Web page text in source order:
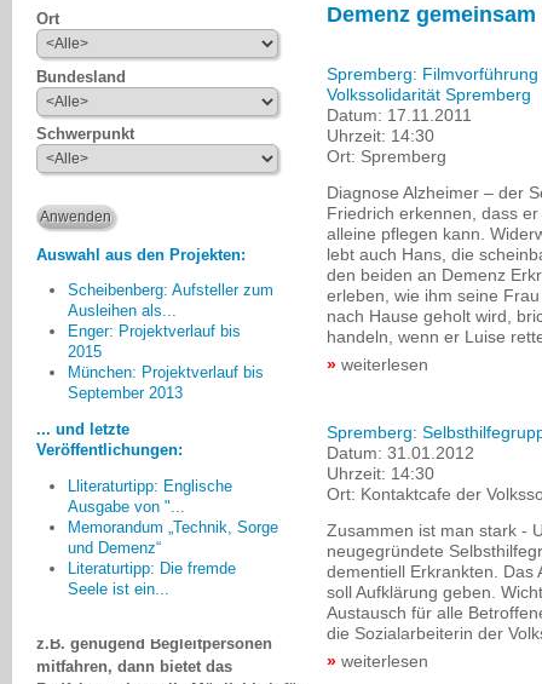
Demenz gemeinsam
Spremberg:
Volkssolidarität Spremberg
Datum: 17.11.2011
Uhrzeit: 14:30
Ort: Spremberg
Diagnose Alzheimer – der
Friedrich erkennen, dass
alleine pflegen kann.
lebt auch Hans, die
den beiden an Demenz
erleben, wie ihm seine
nach Hause geholt wird,
handeln, wenn er Luise
weiterlesen
Spremberg:
Datum: 31.01.2012
Uhrzeit: 14:30
Ort: Kontaktcafe der
Zusammen ist man stark -
neugegründete
dementiell Erkrankten. Das
soll Aufklärung geben.
Austausch für alle
die Sozialarbeiterin der
weiterlesen
Ort
Bundesland
Schwerpunkt
Auswahl aus den Projekten:
Scheibenberg: Aufsteller zum
Ausleihen als...
Enger: Projektverlauf bis
2015
München: Projektverlauf bis
September 2013
... und letzte
Veröffentlichungen:
Lliteraturtipp: Englische
Ausgabe von "...
Memorandum „Technik, Sorge
und Demenz“
Literaturtipp: Die fremde
Seele ist ein...
In der Praxis hat sich sehr
schnell herausgestellt, dass
mitfahrende Ehepartner in der
Regel keine Begleitpersonen
funktionieren viel besser, wenn
Angehörige die Verantwortung für
den erkrankten Partner abgeben
und einfach mitradeln können.
Wenn aber die
mitfahren, dann bietet das
Radfahren eine tolle Möglichkeit für